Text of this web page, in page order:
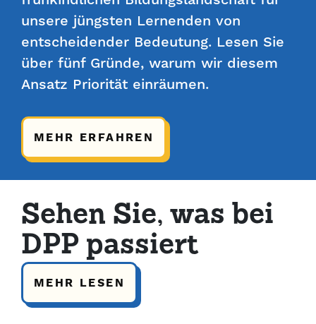
unsere jüngsten Lernenden von
entscheidender Bedeutung. Lesen Sie
über fünf Gründe, warum wir diesem
Ansatz Priorität einräumen.
MEHR ERFAHREN
Sehen Sie, was bei
DPP passiert
MEHR LESEN